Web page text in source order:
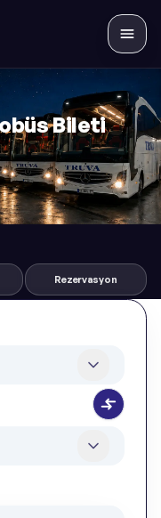
Bileti
Rezervasyon